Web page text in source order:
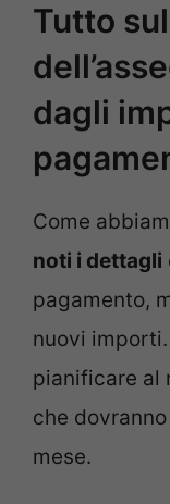
Tutto
dagli
Come
noti i dettagli
pagamento,
nuovi
pianificare al
che
mese.